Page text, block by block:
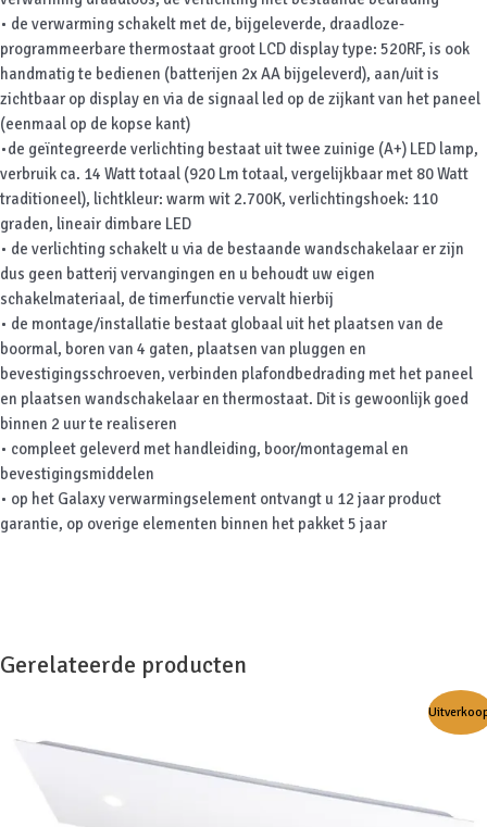
• de verwarming schakelt met de, bijgeleverde, draadloze-
programmeerbare thermostaat groot LCD display type: 520RF, is ook
handmatig te bedienen (batterijen 2x AA bijgeleverd), aan/uit is
zichtbaar op display en via de signaal led op de zijkant van het paneel
(eenmaal op de kopse kant)
•de geïntegreerde verlichting bestaat uit twee zuinige (A+) LED lamp,
verbruik ca. 14 Watt totaal (920 Lm totaal, vergelijkbaar met 80 Watt
traditioneel), lichtkleur: warm wit 2.700K, verlichtingshoek: 110
graden, lineair dimbare LED
• de verlichting schakelt u via de bestaande wandschakelaar er zijn
dus geen batterij vervangingen en u behoudt uw eigen
schakelmateriaal, de timerfunctie vervalt hierbij
• de montage/installatie bestaat globaal uit het plaatsen van de
boormal, boren van 4 gaten, plaatsen van pluggen en
bevestigingsschroeven, verbinden plafondbedrading met het paneel
en plaatsen wandschakelaar en thermostaat. Dit is gewoonlijk goed
binnen 2 uur te realiseren
• compleet geleverd met handleiding, boor/montagemal en
bevestigingsmiddelen
• op het Galaxy verwarmingselement ontvangt u 12 jaar product
garantie, op overige elementen binnen het pakket 5 jaar
Gerelateerde producten